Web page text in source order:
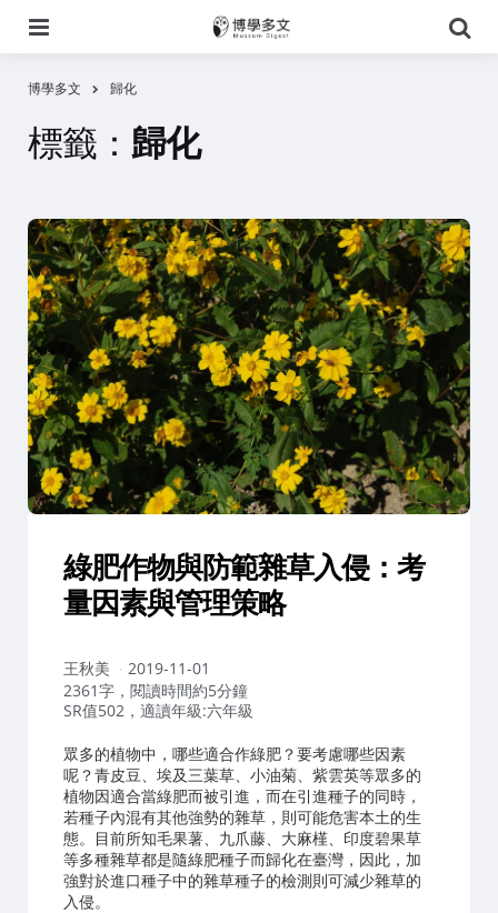
尋
博學多文 歸化
標籤： 歸化
綠肥作物與防範雜草入侵：考
量因素與管理策略
作
者：
王秋美
2019-11-01
2361字，閱讀時間約5分鐘
SR值502，適讀年級:六年級
眾多的植物中，哪些適合作綠肥？要考慮哪些因素
呢？青皮豆、埃及三葉草、小油菊、紫雲英等眾多的
植物因適合當綠肥而被引進，而在引進種子的同時，
若種子內混有其他強勢的雜草，則可能危害本土的生
態。目前所知毛果薯、九爪藤、大麻槿、印度碧果草
等多種雜草都是隨綠肥種子而歸化在臺灣，因此，加
強對於進口種子中的雜草種子的檢測則可減少雜草的
入侵。